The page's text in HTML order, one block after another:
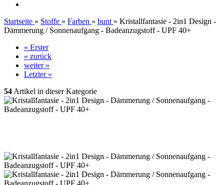
Startseite » Stoffe » Farben » bunt » Kristallfantasie - 2in1 Design -
Dämmerung / Sonnenaufgang - Badeanzugstoff - UPF 40+
« Erster
« zurück
weiter »
Letzter »
54 Artikel in dieser Kategorie